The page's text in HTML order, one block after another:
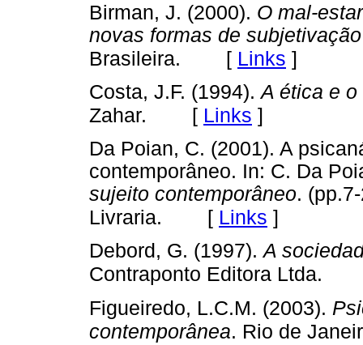
Birman, J. (2000). O mal-
novas formas de subjetivação
Brasileira. [ Links ]
Costa, J.F. (1994).A ética e
Zahar. [ Links ]
Da Poian, C. (2001). A
contemporâneo. In: C. Da
sujeito contemporâneo.
Livraria. [ Links ]
Debord, G. (1997).A
Contraponto Editora Ltda.
Figueiredo, L.C.M. (2003).
contemporânea. Rio de